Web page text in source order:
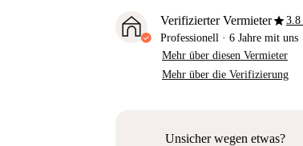
Verifizierter Vermieterstar3.8
Professionell · 6 Jahre mit uns
Mehr über diesen Vermieter
Mehr über die Verifizierung
Unsicher wegen etwas?